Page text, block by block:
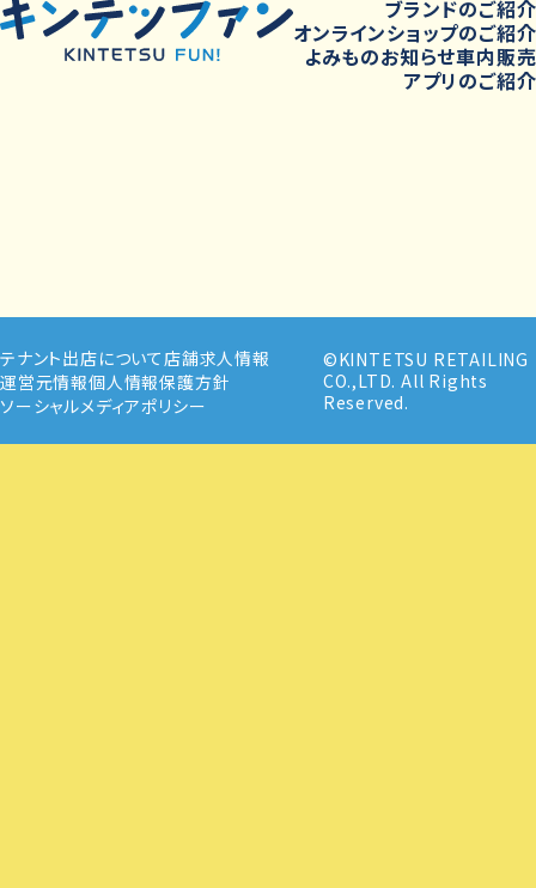
ブランドのご紹介
オンラインショップのご紹介
よみものお知らせ車内販売
アプリのご紹介
テナント出店について店舗求人情報
運営元情報個人情報保護方針
ソーシャルメディアポリシー
©KINTETSU RETAILING
CO.,LTD. All Rights
Reserved.